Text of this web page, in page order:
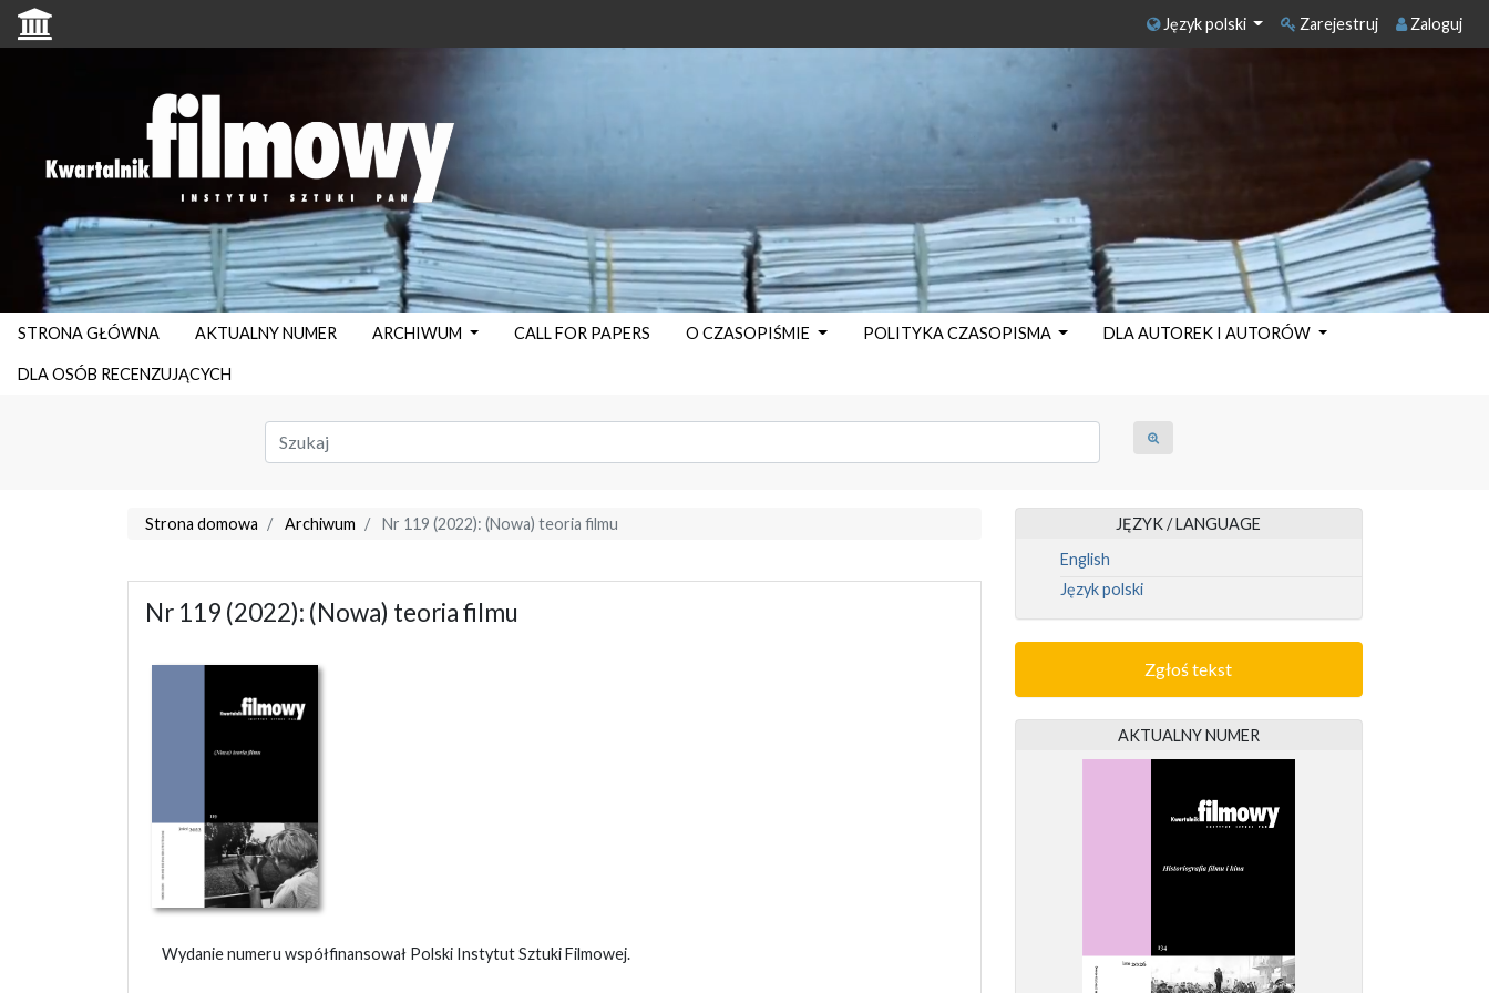
Język polski Zarejestruj Zaloguj
STRONA GŁÓWNA AKTUALNY NUMER ARCHIWUM CALL FOR PAPERS O CZASOPIŚMIE POLITYKA CZASOPISMA DLA AUTOREK I AUTORÓW
DLA OSÓB RECENZUJĄCYCH
Strona domowa Archiwum Nr 119 (2022): (Nowa) teoria filmu
Nr 119 (2022): (Nowa) teoria filmu
Wydanie numeru współfinansował Polski Instytut Sztuki Filmowej.
JĘZYK / LANGUAGE
English
Język polski
Zgłoś tekst
AKTUALNY NUMER